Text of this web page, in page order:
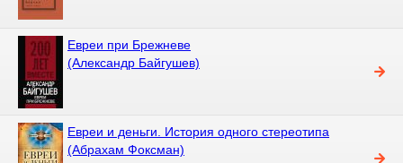
Евреи при Брежневе
(Александр Байгушев)
Евреи и деньги. История одного стереотипа
(Абрахам Фоксман)